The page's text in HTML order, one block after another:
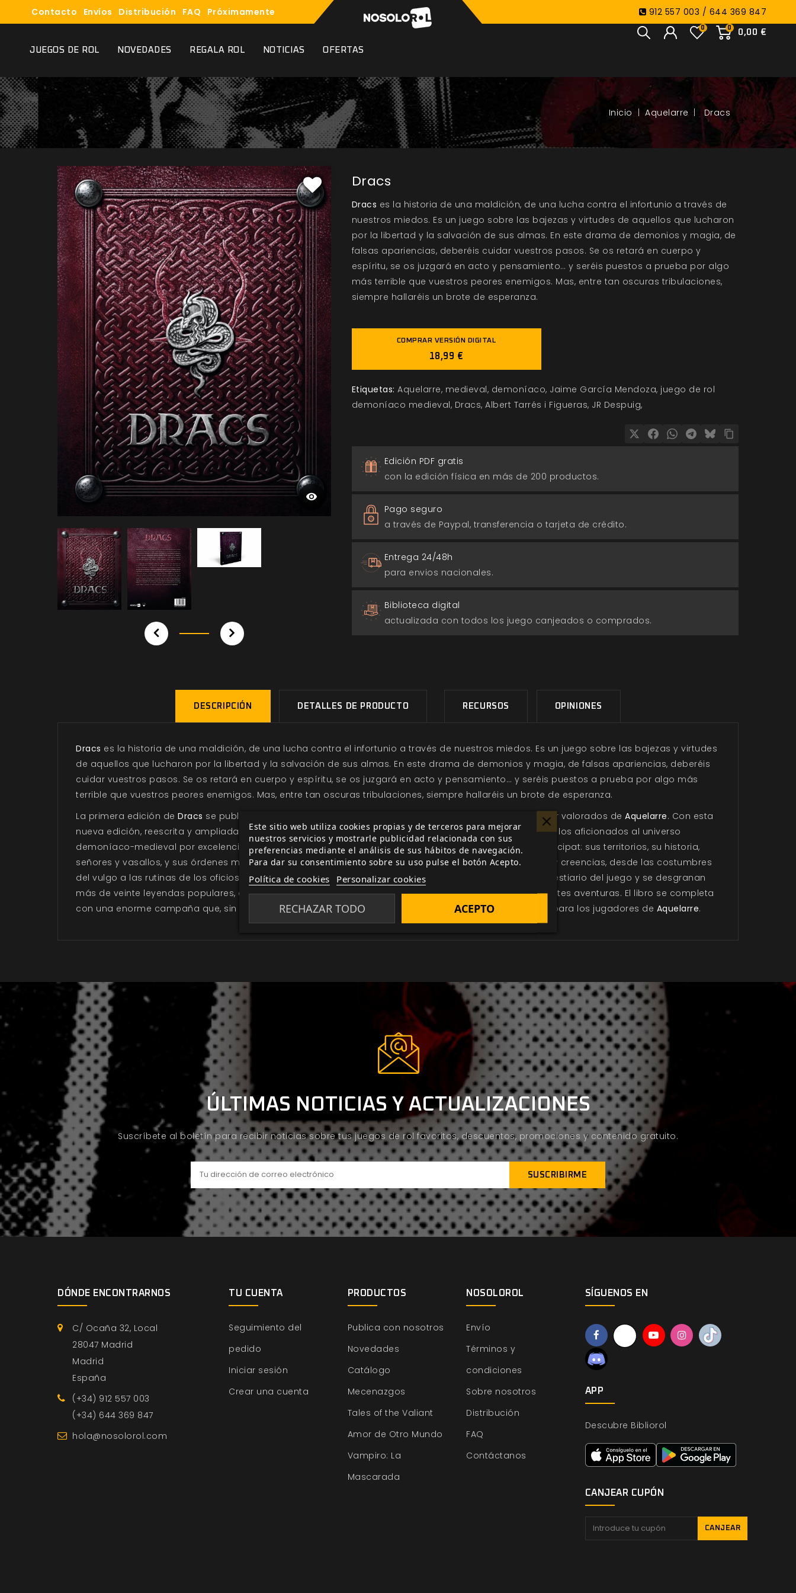
Contacto Envíos Distribución FAQ Próximamente 912 557 003 / 644 369 847
0
0,00 €
0
JUEGOS DE ROL NOVEDADES REGALA ROL NOTICIAS OFERTAS
Aquelarre Dracs
Dracs
Dracs es la historia de una maldición, de una lucha contra el infortunio a través de
nuestros miedos. Es un juego sobre las bajezas y virtudes de aquellos que lucharon
por la libertad y la salvación de sus almas. En este drama de demonios y magia, de
falsas apariencias, deberéis cuidar vuestros pasos. Se os retará en cuerpo y
espíritu, se os juzgará en acto y pensamiento… y seréis puestos a prueba por algo
más terrible que vuestros peores enemigos. Mas, entre tan oscuras tribulaciones,
siempre hallaréis un brote de esperanza.
COMPRAR VERSIÓN DIGITAL
18,99 €
Etiquetas: Aquelarre medieval demoníaco Jaime García Mendoza juego de rol
demoníaco medieval Dracs Albert Tarrés i Figueras JR Despuig
Edición PDF gratis
con la edición física en más de 200 productos.
Pago seguro
a través de Paypal, transferencia o tarjeta de crédito.
Entrega 24/48h
para envios nacionales.
Biblioteca digital
actualizada con todos los juego canjeados o comprados.
DESCRIPCIÓN DETALLES DE PRODUCTO RECURSOS OPINIONES
Dracs es la historia de una maldición, de una lucha contra el infortunio a través de nuestros miedos. Es un juego sobre las bajezas y virtudes
de aquellos que lucharon por la libertad y la salvación de sus almas. En este drama de demonios y magia, de falsas apariencias, deberéis
cuidar vuestros pasos. Se os retará en cuerpo y espíritu, se os juzgará en acto y pensamiento… y seréis puestos a prueba por algo más
terrible que vuestros peores enemigos. Mas, entre tan oscuras tribulaciones, siempre hallaréis un brote de esperanza.
La primera edición de Dracs se publicó en 1994 y se acabó convirtiendo en uno de los suplementos mejor valorados de Aquelarre. Con esta
nueva edición, reescrita y ampliada, se actualiza un clásico de los juegos de rol para el disfrute de todos los aficionados al universo
demoníaco-medieval por excelencia. En este suplemento encontrarás una completa descripción del Principat: sus territorios, su historia,
señores y vasallos, y sus órdenes militares y religiosas. Se ofrece un inspirador repaso a sus tradiciones y creencias, desde las costumbres
del vulgo a las rutinas de los oficios, sin descuidar lo que se dice de las brujas y el Diablo. Se amplía el bestiario del juego y se desgranan
más de veinte leyendas populares, cada una acompañada de consejos para convertirlas en emocionantes aventuras. El libro se completa
con una enorme campaña que, sin abandonar la esencia del primer Dracs, supondrá un nuevo desafío para los jugadores de Aquelarre.
ÚLTIMAS NOTICIAS Y ACTUALIZACIONES
Suscríbete al boletín para recibir noticias sobre tus juegos de rol favoritos, descuentos, promociones y contenido gratuito.
DÓNDE ENCONTRARNOS
C/ Ocaña 32, Local
28047 Madrid
Madrid
España
(+34) 912 557 003
(+34) 644 369 847
hola@nosolorol.com
TU CUENTA
Seguimiento del
pedido
Iniciar sesión
Crear una cuenta
PRODUCTOS
Publica con nosotros
Novedades
Catálogo
Mecenazgos
Tales of the Valiant
Amor de Otro Mundo
Vampiro: La
Mascarada
NOSOLOROL
Envío
Términos y
condiciones
Sobre nosotros
Distribución
FAQ
Contáctanos
SÍGUENOS EN
Este sitio web utiliza cookies propias y de terceros para mejorar
nuestros servicios y mostrarle publicidad relacionada con sus
preferencias mediante el análisis de sus hábitos de navegación.
Para dar su consentimiento sobre su uso pulse el botón Acepto.
Política de cookies Personalizar cookies
RECHAZAR TODO ACEPTO
APP
Descubre Bibliorol
CANJEAR CUPÓN
CANJEAR